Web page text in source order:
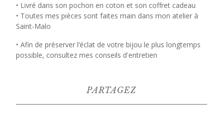
• Livré dans son pochon en coton et son coffret cadeau
• Toutes mes pièces sont faites main dans mon atelier à
Saint-Malo
• Afin de préserver l’éclat de votre bijou le plus longtemps
possible, consultez mes conseils d'entretien
PARTAGEZ